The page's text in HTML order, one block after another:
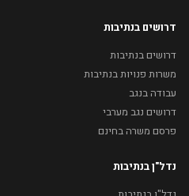
דרושים בנתיבות
דרושים בנתיבות
משרות פנויות בנתיבות
עבודה בנגב
דרושים נגב מערבי
פרסם משרה בחינם
נדל"ן בנתיבות